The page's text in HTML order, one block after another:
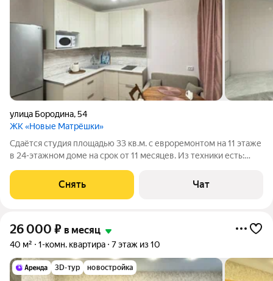
улица Бородина,54
ЖК «Новые Матрёшки»
Сдаётся студия площадью 33 кв.м. с евроремонтом на 11 этаже
в 24-этажном доме на срок от 11 месяцев. Из техники есть:
монолитный, окна выходят во двор. В подъезде 2 лифта - 2
грузовых и 0
Снять Чат
26 000 ₽ в месяц
40 м² 1-комн. квартира 7 этаж из 10
3D-тур новостройка